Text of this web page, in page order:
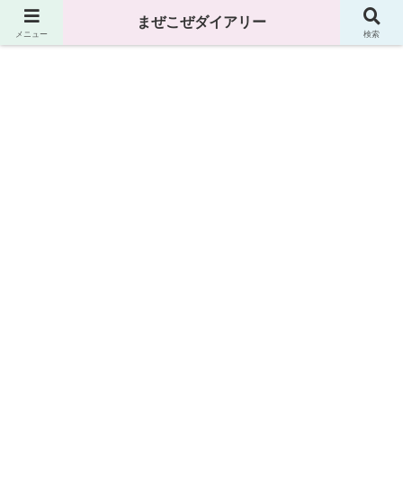
まぜこぜダイアリー
メニュー
まぜこぜダイアリー
検索